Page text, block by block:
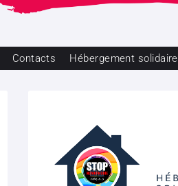
Contacts Hébergement solidaire